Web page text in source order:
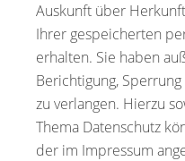
Auskunft über
Ihrer gespeicherten
erhalten. Sie haben
Berichtigung,
zu verlangen. Hierzu
Thema Datenschutz
der im Impressum